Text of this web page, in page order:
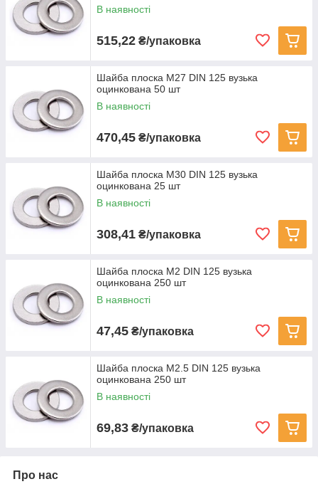
В наявності
515,22 ₴/упаковка
Шайба плоска M27 DIN 125 вузька
оцинкована 50 шт
В наявності
470,45 ₴/упаковка
Шайба плоска M30 DIN 125 вузька
оцинкована 25 шт
В наявності
308,41 ₴/упаковка
Шайба плоска M2 DIN 125 вузька
оцинкована 250 шт
В наявності
47,45 ₴/упаковка
Шайба плоска M2.5 DIN 125 вузька
оцинкована 250 шт
В наявності
69,83 ₴/упаковка
Про нас